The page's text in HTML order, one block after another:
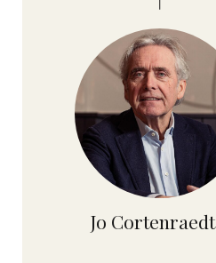
Jo Cortenraedt